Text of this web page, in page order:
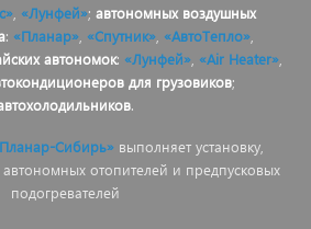
, «Лунфей»; автономных воздушных
: «Планар» «Спутник» «АвтоТепло»
автономок: «Лунфей», «Air Heater»,
для грузовиков;
.
Сибирь»выполняет установку,
отопителей и предпусковых
подогревателей